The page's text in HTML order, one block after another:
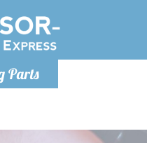
Parts
De lunes a